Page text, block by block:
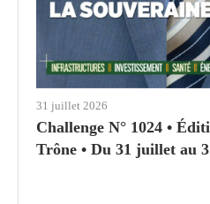
31 juillet 2026
Challenge N° 1024 •
Trône • Du 31 juillet au